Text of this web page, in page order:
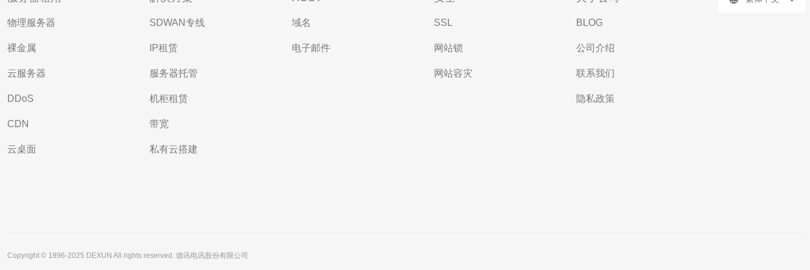
物理服务器
裸金属
云服务器
DDoS
CDN
云桌面
SDWAN专线
IP租赁
服务器托管
机柜租赁
带宽
私有云搭建
域名
电子邮件
SSL
网站锁
网站容灾
BLOG
公司介绍
联系我们
隐私政策
Copyright © 1996-2025 DEXUN All rights reserved. 德讯电讯股份有限公司